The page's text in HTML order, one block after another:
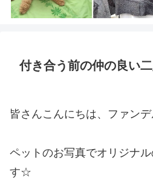
付き合う前の仲の良い
皆さんこんにちは、ファンデ
ペットのお写真でオリジナ
す☆